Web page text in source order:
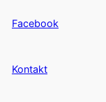
Facebook
Kontakt